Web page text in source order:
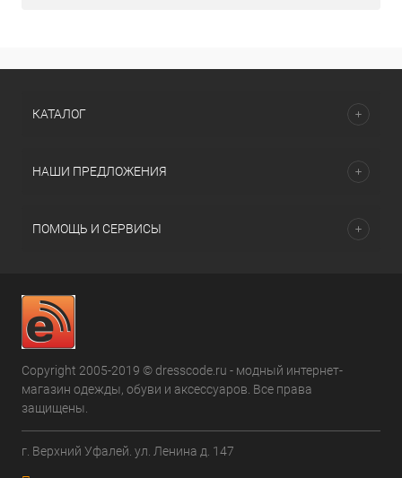
КАТАЛОГ
НАШИ ПРЕДЛОЖЕНИЯ
ПОМОЩЬ И СЕРВИСЫ
Copyright 2005-2019 © dresscode.ru - модный интернет-
магазин одежды, обуви и аксессуаров. Все права
защищены.
г. Верхний Уфалей. ул. Ленина д. 147